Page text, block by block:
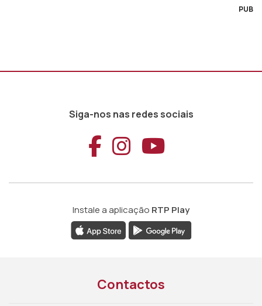
PUB
Siga-nos nas redes sociais
Aceder ao
Aceder ao
Aceder
Instale a aplicação RTP Play
Contactos